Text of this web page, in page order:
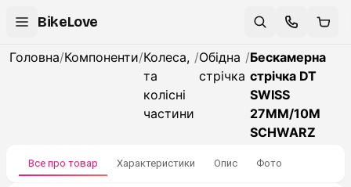
BikeLove
Головна/Компоненти/Колеса,
та
колісні
частини
/Обідна
стрічка
/Бескамерна
стрічка DT
SWISS
27MM/10M
SCHWARZ
Все про товар Характеристики Опис Фото